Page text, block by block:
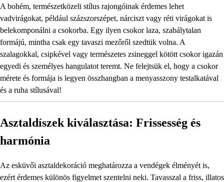
A bohém, természetközeli stílus rajongóinak érdemes lehet
vadvirágokat, például százszorszépet, nárciszt vagy réti virágokat is
belekomponálni a csokorba. Egy ilyen csokor laza, szabálytalan
formájú, mintha csak egy tavaszi mezőről szedtük volna. A
szalagokkal, csipkével vagy természetes zsineggel kötött csokor igazán
egyedi és személyes hangulatot teremt. Ne felejtsük el, hogy a csokor
mérete és formája is legyen összhangban a menyasszony testalkatával
és a ruha stílusával!
Asztaldíszek kiválasztása: Frissesség és
harmónia
Az esküvői asztaldekoráció meghatározza a vendégek élményét is,
ezért érdemes különös figyelmet szentelni neki. Tavasszal a friss, illatos